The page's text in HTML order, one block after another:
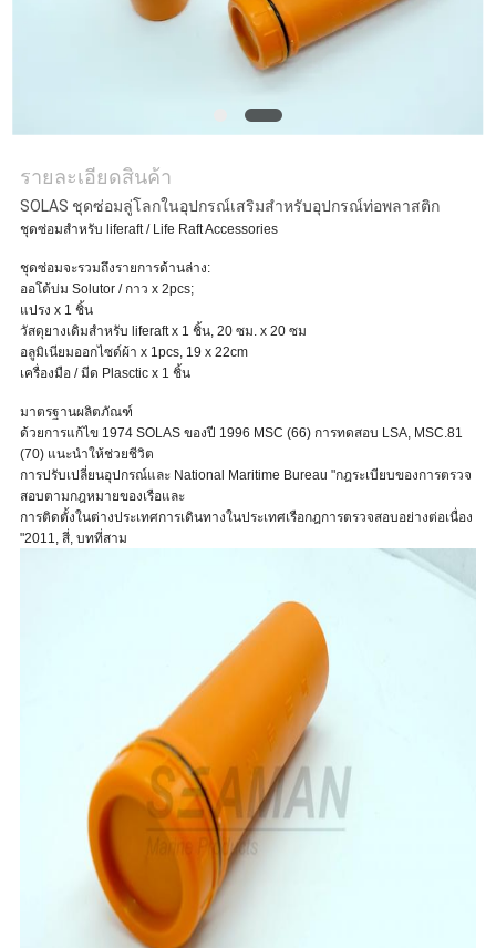
รายละเอียดสินค้า
SOLAS ชุดซ่อมลู่โลกในอุปกรณ์เสริมสำหรับอุปกรณ์ท่อพลาสติก
ชุดซ่อมสำหรับ liferaft / Life Raft Accessories
ชุดซ่อมจะรวมถึงรายการด้านล่าง:
ออโต้บ่ม Solutor / กาว x 2pcs;
แปรง x 1 ชิ้น
วัสดุยางเดิมสำหรับ liferaft x 1 ชิ้น, 20 ซม. x 20 ซม
อลูมิเนียมออกไซด์ผ้า x 1pcs, 19 x 22cm
เครื่องมือ / มีด Plasctic x 1 ชิ้น
มาตรฐานผลิตภัณฑ์
ด้วยการแก้ไข 1974 SOLAS ของปี 1996 MSC (66) การทดสอบ LSA, MSC.81
(70) แนะนำให้ช่วยชีวิต
การปรับเปลี่ยนอุปกรณ์และ National Maritime Bureau "กฎระเบียบของการตรวจ
สอบตามกฎหมายของเรือและ
การติดตั้งในต่างประเทศการเดินทางในประเทศเรือกฎการตรวจสอบอย่างต่อเนื่อง
"2011, สี่, บทที่สาม